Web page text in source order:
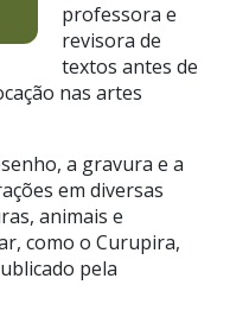
professora e
revisora de
textos antes de
nas artes
a gravura e a
em diversas
animais e
como o Curupira,
pela